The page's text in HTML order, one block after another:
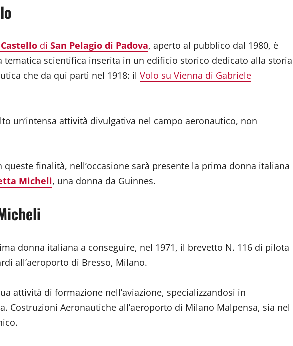
di San Pelagio di Padova, aperto al pubblico dal 1980, è
tematica scientifica inserita in un edificio storico dedicato alla storia
che da qui partì nel 1918: il Volo su Vienna di Gabriele
un’intensa attività divulgativa nel campo aeronautico, non
queste finalità, nell’occasione sarà presente la prima donna italiana
Micheli, una donna da Guinnes.
donna italiana a conseguire, nel 1971, il brevetto N. 116 di pilota
all’aeroporto di Bresso, Milano.
attività di formazione nell’aviazione, specializzandosi in
Costruzioni Aeronautiche all’aeroporto di Milano Malpensa, sia nel